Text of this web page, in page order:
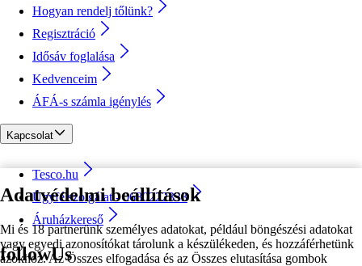
Adatvédelmi beállítások
Mi és 18 partnerünk személyes adatokat, például böngészési adatokat
vagy egyedi azonosítókat tárolunk a készülékeden, és hozzáférhetünk
azokhoz. Az Összes elfogadása és az Összes elutasítása gombok
Hogyan rendelj tőlünk?
Regisztráció
Idősáv foglalása
Kedvenceim
ÁFÁ-s számla igénylés
Kapcsolat
Tesco.hu
Ügyfélszolgálat - 0680222333
Áruházkereső
followUs